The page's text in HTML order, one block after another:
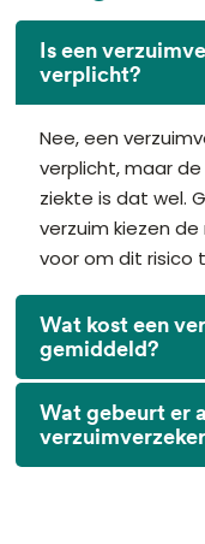
Is een
verplicht?
Nee, een
verplicht, maar
ziekte is dat wel.
verzuim kiezen
voor om dit risico
Wat kost een
gemiddeld?
Wat gebeurt er